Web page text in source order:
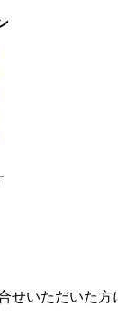
いただいた方